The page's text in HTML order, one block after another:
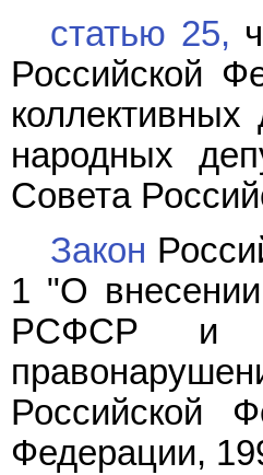
статью 25,
Российской
народных
Совета
Закон
1 "О
РСФСР и
Российской
Федерации,